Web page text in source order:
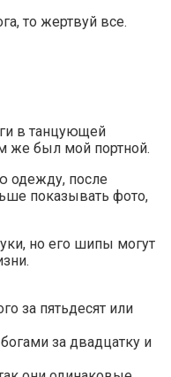
то жертвуй все.
в танцующей
же был мой портной.
одежду, после
показывать фото,
но его шипы могут
за пятьдесят или
за двадцатку и